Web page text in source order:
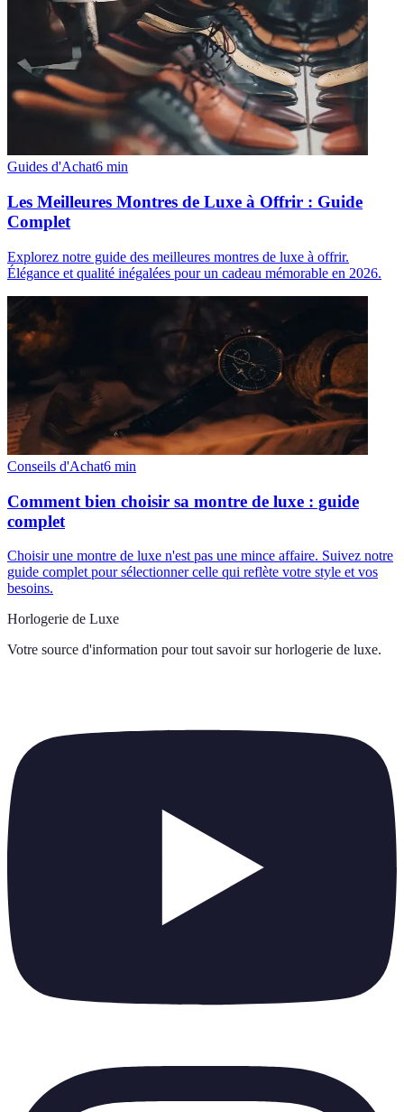
Guides d'Achat6 min
Les Meilleures Montres de Luxe à Offrir : Guide
Complet
Explorez notre guide des meilleures montres de luxe à offrir.
Élégance et qualité inégalées pour un cadeau mémorable en 2026.
Conseils d'Achat6 min
Comment bien choisir sa montre de luxe : guide
complet
Choisir une montre de luxe n'est pas une mince affaire. Suivez notre
guide complet pour sélectionner celle qui reflète votre style et vos
besoins.
Horlogerie de Luxe
Votre source d'information pour tout savoir sur horlogerie de luxe.